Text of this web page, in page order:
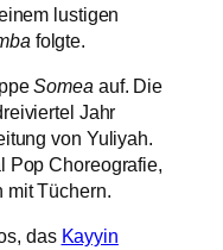
lustigen
folgte.
Somea auf. Die
Jahr
von Yuliyah.
Pop Choreografie,
mit Tüchern.
das Kayyin